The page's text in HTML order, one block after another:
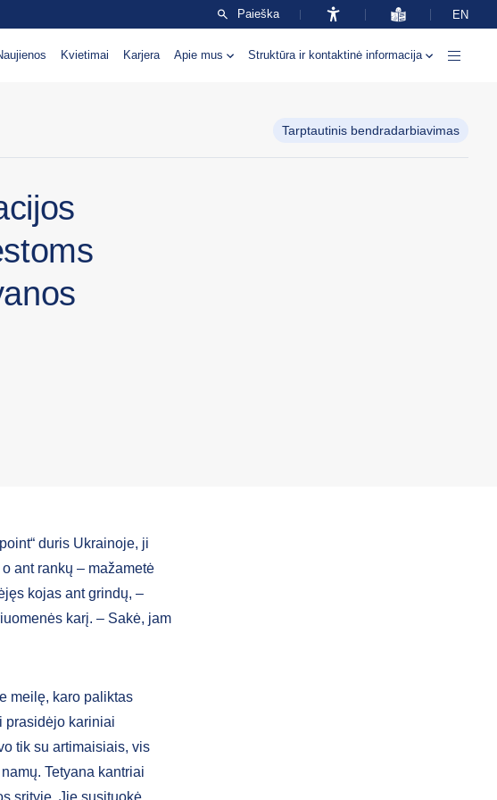
Paieška EN
Kvietimai Karjera Apie mus Struktūra ir kontaktinė informacija
Tarptautinis bendradarbiavimas
duris Ukrainoje, ji
ant rankų – mažametė
kojas ant grindų, –
karį. – Sakė, jam
meilę, karo paliktas
prasidėjo kariniai
tik su artimaisiais, vis
Tetyana kantriai
srityje. Jie susituokė,